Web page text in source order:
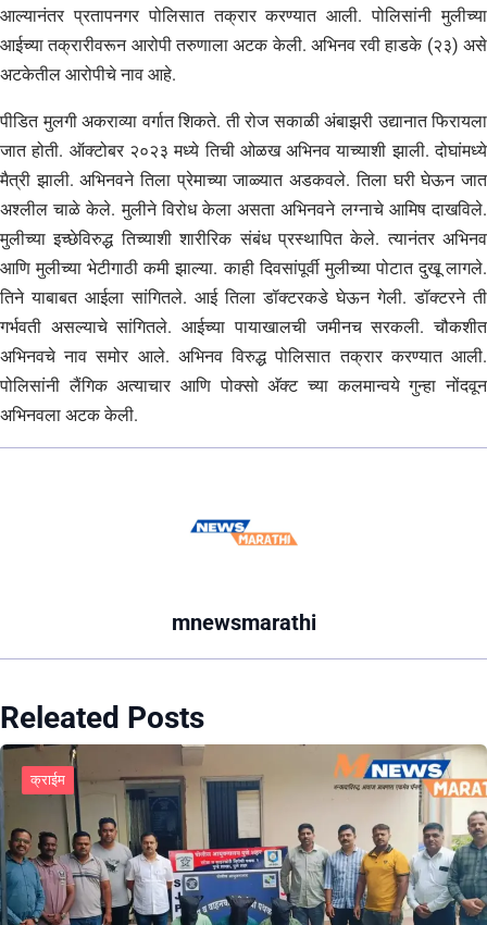
आल्यानंतर प्रतापनगर पोलिसात तक्रार करण्यात आली. पोलिसांनी मुलीच्या
आईच्या तक्रारीवरून आरोपी तरुणाला अटक केली. अभिनव रवी हाडके (२३) असे
अटकेतील आरोपीचे नाव आहे.
पीडित मुलगी अकराव्या वर्गात शिकते. ती रोज सकाळी अंबाझरी उद्यानात फिरायला
जात होती. ऑक्टोबर २०२३ मध्ये तिची ओळख अभिनव याच्याशी झाली. दोघांमध्ये
मैत्री झाली. अभिनवने तिला प्रेमाच्या जाळ्यात अडकवले. तिला घरी घेऊन जात
अश्लील चाळे केले. मुलीने विरोध केला असता अभिनवने लग्नाचे आमिष दाखविले.
मुलीच्या इच्छेविरुद्ध तिच्याशी शारीरिक संबंध प्रस्थापित केले. त्यानंतर अभिनव
आणि मुलीच्या भेटीगाठी कमी झाल्या. काही दिवसांपूर्वी मुलीच्या पोटात दुखू लागले.
तिने याबाबत आईला सांगितले. आई तिला डॉक्टरकडे घेऊन गेली. डॉक्टरने ती
गर्भवती असल्याचे सांगितले. आईच्या पायाखालची जमीनच सरकली. चौकशीत
अभिनवचे नाव समोर आले. अभिनव विरुद्ध पोलिसात तक्रार करण्यात आली.
पोलिसांनी लैंगिक अत्याचार आणि पोक्सो अ‍ॅक्ट च्या कलमान्वये गुन्हा नोंदवून
अभिनवला अटक केली.
mnewsmarathi
Releated Posts
क्राईम